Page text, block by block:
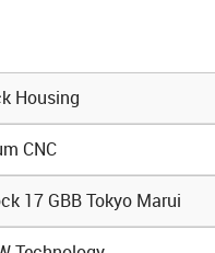
Housing
CNC
17 GBB Tokyo Marui